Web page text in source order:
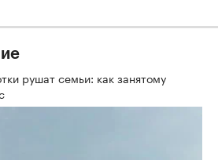
рушат семьи: как занятому